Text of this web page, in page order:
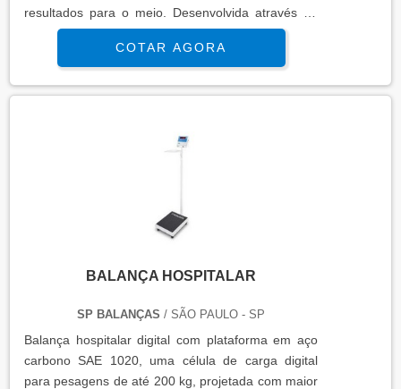
resultados para o meio. Desenvolvida através de
uma ótima mão de obra, a Balança hospitalar uni
eficiência, qualidade, durabilidade e rapidez,
proporcionando o melhor custo x benefício do
mercado. E para melhor atender, a Balança
COTAR AGORA
BALANÇA HOSPITALAR
SP BALANÇAS / SÃO PAULO - SP
Balança hospitalar digital com plataforma em aço
carbono SAE 1020, uma célula de carga digital
para pesagens de até 200 kg, projetada com maior